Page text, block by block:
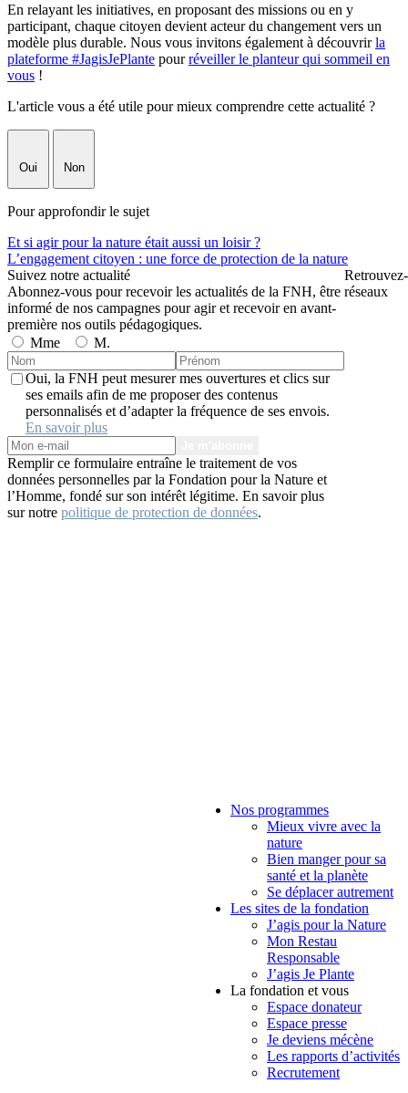
En relayant les initiatives, en proposant des missions ou en y
participant, chaque citoyen devient acteur du changement vers un
modèle plus durable. Nous vous invitons également à découvrirla
plateforme #JagisJePlante pourréveiller le planteur qui sommeil en
vous !
L'article vous a été utile pour mieux comprendre cette actualité ?
Oui Non
Pour approfondir le sujet
Et si agir pour la nature était aussi un loisir ?
L’engagement citoyen : une force de protection de la nature
Suivez notre actualité
Abonnez-vous pour recevoir les actualités de la FNH, être
informé de nos campagnes pour agir et recevoir en avant-
première nos outils pédagogiques.
Mme
M.
Oui, la FNH peut mesurer mes ouvertures et clics sur
ses emails afin de me proposer des contenus
personnalisés et d’adapter la fréquence de ses envois.
En savoir plus
Remplir ce formulaire entraîne le traitement de vos
données personnelles par la Fondation pour la Nature et
l’Homme, fondé sur son intérêt légitime. En savoir plus
sur notre politique de protection de données.
réseaux
Nos programmes
Mieux vivre avec la
nature
Bien manger pour sa
santé et la planète
Se déplacer autrement
Les sites de la fondation
J’agis pour la Nature
Mon Restau
Responsable
J’agis Je Plante
La fondation et vous
Espace donateur
Espace presse
Je deviens mécène
Les rapports d’activités
Recrutement